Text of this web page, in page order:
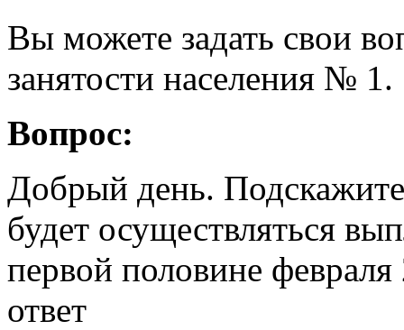
Вы можете задать свои
занятости населения № 1.
Вопрос:
Добрый день.
будет осуществляться
первой половине февраля
ответ